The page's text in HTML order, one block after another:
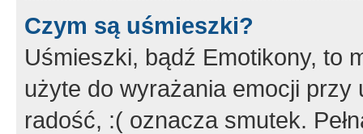
Czym są uśmieszki?
Uśmieszki, bądź Emotikony, to
użyte do wyrażania emocji
radość, :( oznacza smutek.